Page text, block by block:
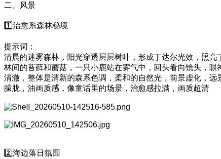
二、风景
1️⃣治愈系森林秘境
提示词：
清晨的迷雾森林，阳光穿透层层树叶，形成丁达尔光效，照亮
林间的苔藓和蘑菇，一只小鹿站在雾气中，回头看向镜头，眼
清澈，整体是清新的森系色调，柔和的自然光，前景虚化，远
朦胧，油画质感，像童话里的场景，治愈感拉满，画质超清
2️⃣海边落日氛围